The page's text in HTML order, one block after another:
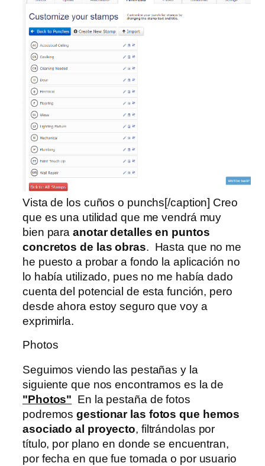
Vista de los cuños o punchs[/caption] Creo
que es una utilidad que me vendrá muy
bien paraanotar detalles en puntos
concretos de las obras. Hasta que no me
he puesto a probar a fondo la aplicación no
lo había utilizado, pues no me había dado
cuenta del potencial de esta función, pero
desde ahora estoy seguro que voy a
exprimirla.
Photos
Seguimos viendo las pestañas y la
siguiente que nos encontramos es la de
"Photos" En la pestaña de fotos
podremosgestionar las fotos que hemos
asociado al proyecto, filtrándolas por
título, por plano en donde se encuentran,
por fecha en que fue tomada o por usuario